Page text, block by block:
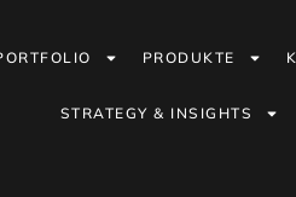
PRODUKTE
STRATEGY & INSIGHTS